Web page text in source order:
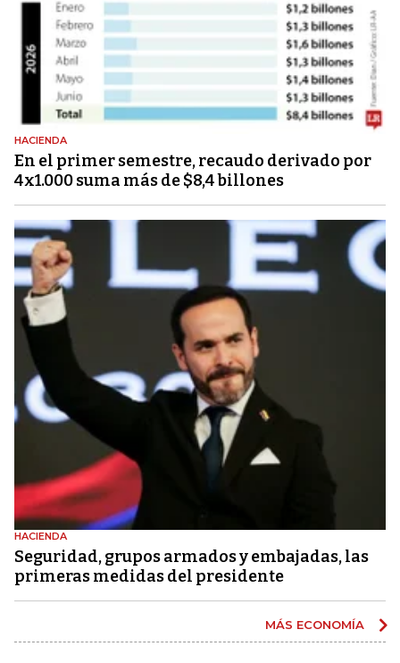
HACIENDA
En el primer semestre, recaudo derivado por
4x1.000 suma más de $8,4 billones
HACIENDA
Seguridad, grupos armados y embajadas, las
primeras medidas del presidente
MÁS ECONOMÍA